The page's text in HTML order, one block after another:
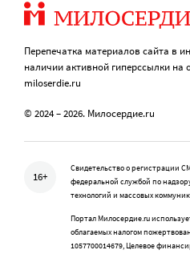
Перепечатка материалов сайта в
наличии активной гиперссылки на
miloserdie.ru
© 2024 – 2026. Милосердие.ru
16+
Свидетельство о регистрации
федеральной службой по
технологий и массовых
Портал Милосердие.ru
облагаемых налогом
1057700014679, Целевое